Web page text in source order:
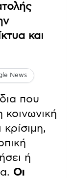
και
News
που
κοινωνική
ή
Οι